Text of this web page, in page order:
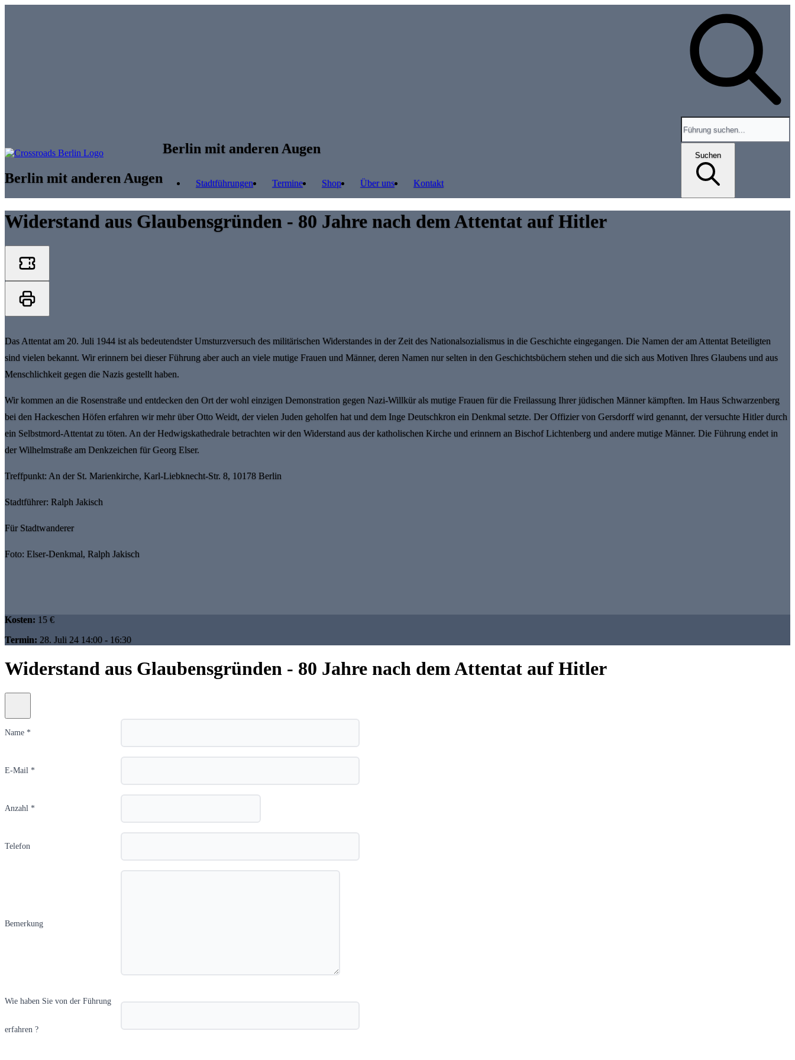
Berlin mit anderen Augen
Berlin mit anderen Augen
Stadtführungen Termine Shop Über uns Kontakt
Suchen
Widerstand aus Glaubensgründen - 80 Jahre nach dem Attentat auf Hitler
Das Attentat am 20. Juli 1944 ist als bedeutendster Umsturzversuch des militärischen Widerstandes in der Zeit des Nationalsozialismus in die Geschichte eingegangen. Die Namen der am Attentat Beteiligten
sind vielen bekannt. Wir erinnern bei dieser Führung aber auch an viele mutige Frauen und Männer, deren Namen nur selten in den Geschichtsbüchern stehen und die sich aus Motiven Ihres Glaubens und aus
Menschlichkeit gegen die Nazis gestellt haben.
Wir kommen an die Rosenstraße und entdecken den Ort der wohl einzigen Demonstration gegen Nazi-Willkür als mutige Frauen für die Freilassung Ihrer jüdischen Männer kämpften. Im Haus Schwarzenberg
bei den Hackeschen Höfen erfahren wir mehr über Otto Weidt, der vielen Juden geholfen hat und dem Inge Deutschkron ein Denkmal setzte. Der Offizier von Gersdorff wird genannt, der versuchte Hitler durch
ein Selbstmord-Attentat zu töten. An der Hedwigskathedrale betrachten wir den Widerstand aus der katholischen Kirche und erinnern an Bischof Lichtenberg und andere mutige Männer. Die Führung endet in
der Wilhelmstraße am Denkzeichen für Georg Elser.
Treffpunkt: An der St. Marienkirche, Karl-Liebknecht-Str. 8, 10178 Berlin
Stadtführer: Ralph Jakisch
Für Stadtwanderer
Foto: Elser-Denkmal, Ralph Jakisch
Kosten: 15 €
Termin: 28. Juli 24 14:00 - 16:30
Widerstand aus Glaubensgründen - 80 Jahre nach dem Attentat auf Hitler
Name *
E-Mail *
Anzahl *
Telefon
Bemerkung
Wie haben Sie von der Führung
erfahren ?